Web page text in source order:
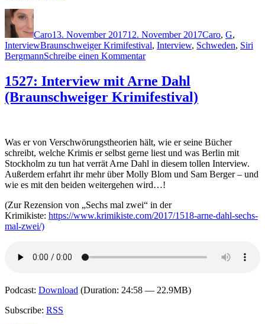
Autor
Caro13. November 201712. November 2017Caro, G,
InterviewSchlagwörter
Braunschweiger Krimifestival, Interview, Schweden, Siri
BergmannSchreibe einen Kommentarzu
Interview
mit
Camilla
1527: Interview mit Arne Dahl
(Braunschweiger Krimifestival)
Was er von Verschwörungstheorien hält, wie er seine Bücher
schreibt, welche Krimis er selbst gerne liest und was Berlin mit
Stockholm zu tun hat verrät Arne Dahl in diesem tollen Interview.
Außerdem erfahrt ihr mehr über Molly Blom und Sam Berger – und
wie es mit den beiden weitergehen wird…!
(Zur Rezension von „Sechs mal zwei“ in der
Krimikiste: https://www.krimikiste.com/2017/1518-arne-dahl-sechs-
mal-zwei/)
Podcast: Download (Duration: 24:58 — 22.9MB)
Subscribe: RSS